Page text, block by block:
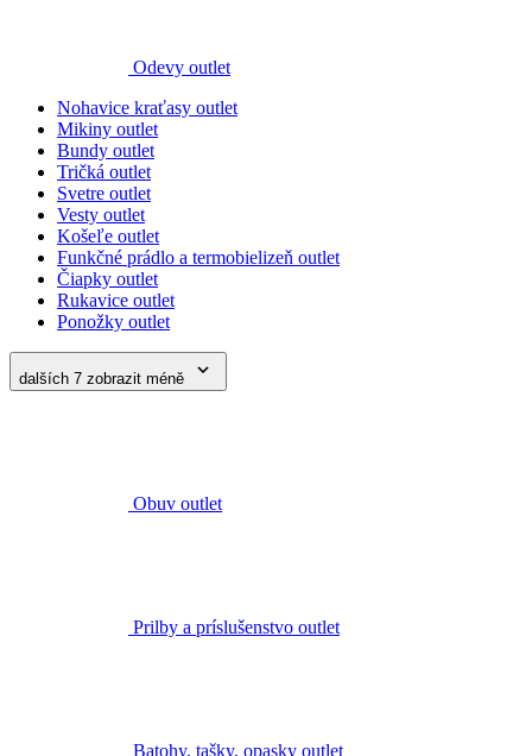
Čiapky outlet
Rukavice outlet
Ponožky outlet
dalších 7 zobrazit méně
Obuv outlet